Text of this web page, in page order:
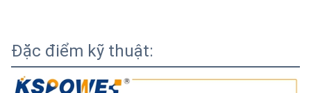
Đặc điểm kỹ thuật: